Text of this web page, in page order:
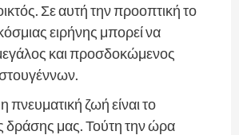
Σε αυτή την προοπτική το
ειρήνης μπορεί να
και προσδοκώμενος
πνευματική ζωή είναι το
δράσης μας. Τούτη την ώρα